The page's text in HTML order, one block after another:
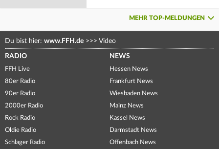
MEHR TOP-MELDUNGEN
Du bist hier: www.FFH.de >>> Video
RADIO
FFH Live
80er Radio
90er Radio
2000er Radio
Rock Radio
Oldie Radio
Schlager Radio
NEWS
Hessen News
Frankfurt News
Wiesbaden News
Mainz News
Kassel News
Darmstadt News
Offenbach News